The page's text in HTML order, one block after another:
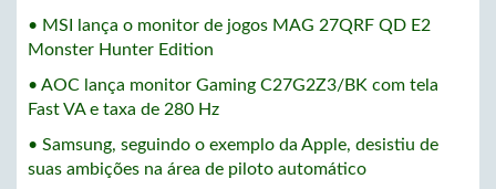
• MSI lança o monitor de jogos MAG 27QRF QD E2
Monster Hunter Edition
• AOC lança monitor Gaming C27G2Z3/BK com tela
Fast VA e taxa de 280 Hz
• Samsung, seguindo o exemplo da Apple, desistiu de
suas ambições na área de piloto automático